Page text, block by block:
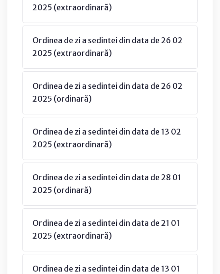
2025 (extraordinară)
Ordinea de zi a sedintei din data de 26 02
2025 (extraordinară)
Ordinea de zi a sedintei din data de 26 02
2025 (ordinară)
Ordinea de zi a sedintei din data de 13 02
2025 (extraordinară)
Ordinea de zi a sedintei din data de 28 01
2025 (ordinară)
Ordinea de zi a sedintei din data de 21 01
2025 (extraordinară)
Ordinea de zi a sedintei din data de 13 01